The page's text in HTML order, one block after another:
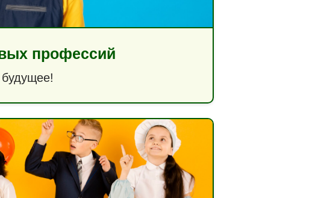
профессий
будущее!